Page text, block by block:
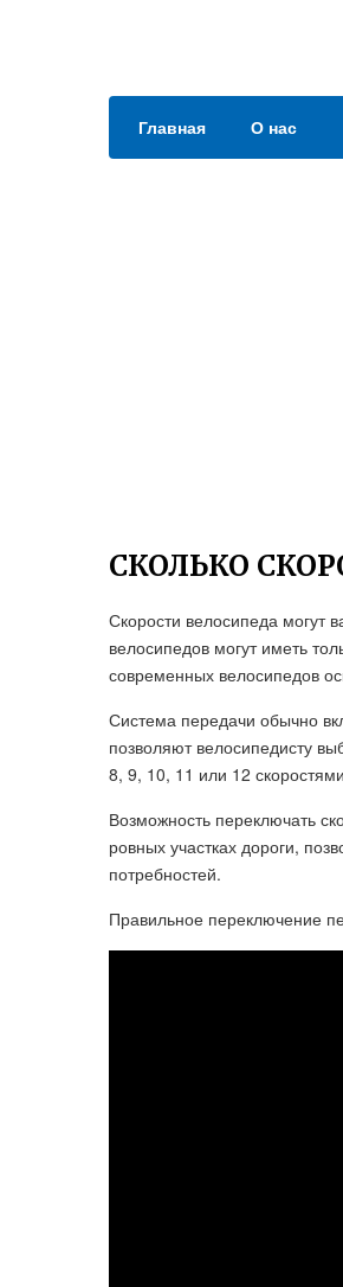
Главная О нас
СКОЛЬКО
Скорости велосипеда могут
велосипедов могут иметь
современных велосипедов
Система передачи обычно
позволяют велосипедисту
8, 9, 10, 11 или 12
Возможность переключать
ровных участках дороги,
потребностей.
Правильное переключение